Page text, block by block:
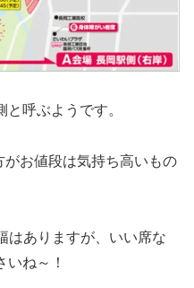
呼ぶようです。
お値段は気持ち高いもの
はありますが、いい席な
ね～！